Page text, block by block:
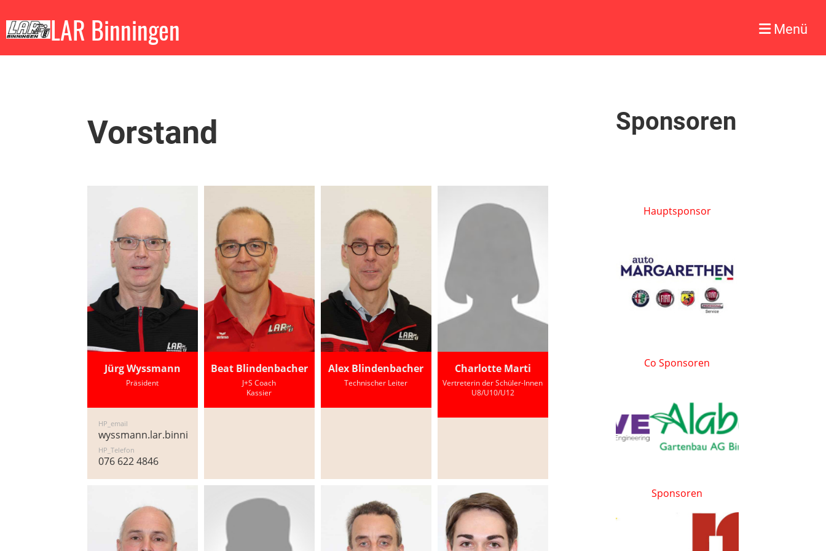
LAR Binningen Menü
Vorstand
Jürg Wyssmann
Präsident
HP_email
wyssmann.lar.binningen@gmail.com
HP_Telefon
076 622 4846
Beat Blindenbacher
J+S Coach
Kassier
Alex Blindenbacher
Technischer Leiter
Charlotte Marti
Vertreterin der Schüler-Innen
U8/U10/U12
Sponsoren
Hauptsponsor
Co Sponsoren
Sponsoren